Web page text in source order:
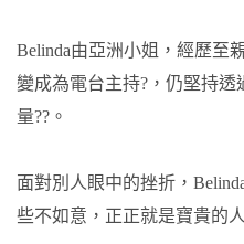
Belinda由亞洲小姐，經歷至
變成為電台主持?️，仍堅持
量??。
面對別人眼中的挫折，
些不如意，正正就是寶貴的